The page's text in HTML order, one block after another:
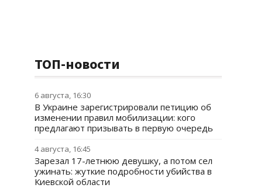
ТОП-новости
6 августа, 16:30
В Украине зарегистрировали петицию об
изменении правил мобилизации: кого
предлагают призывать в первую очередь
4 августа, 16:45
Зарезал 17-летнюю девушку, а потом сел
ужинать: жуткие подробности убийства в
Киевской области